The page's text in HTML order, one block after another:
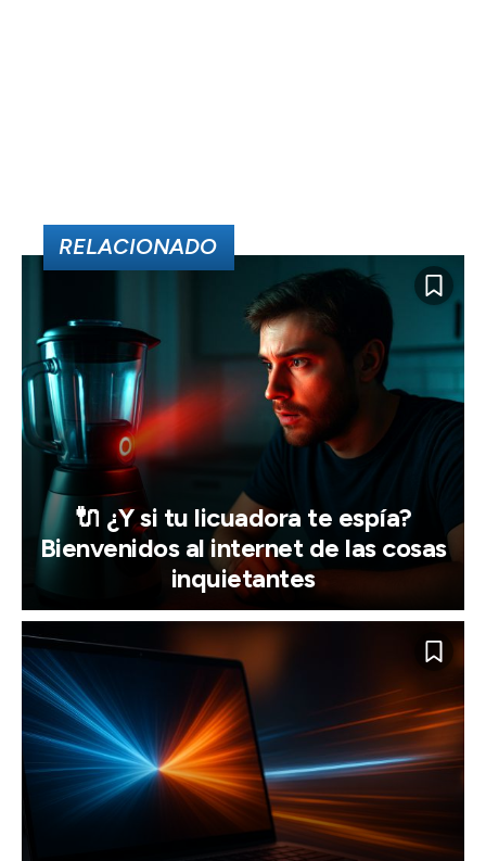
RELACIONADO
🔌 ¿Y si tu licuadora te espía?
Bienvenidos al internet de las cosas
inquietantes